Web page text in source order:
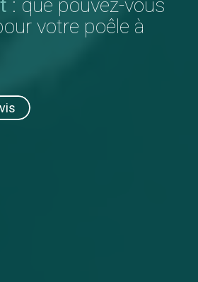
: que pouvez-vous
votre poêle à